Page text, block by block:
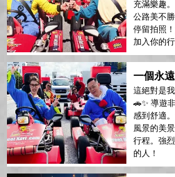
充滿樂趣
公路美不
停留拍照
加入你的行
一個永
這絕對是
🚗✨ 導遊
感到舒適
風景的美
行程。強
的人！